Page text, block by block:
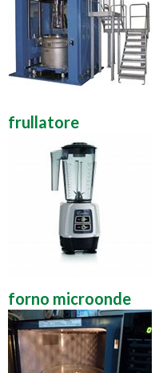
frullatore
forno microonde